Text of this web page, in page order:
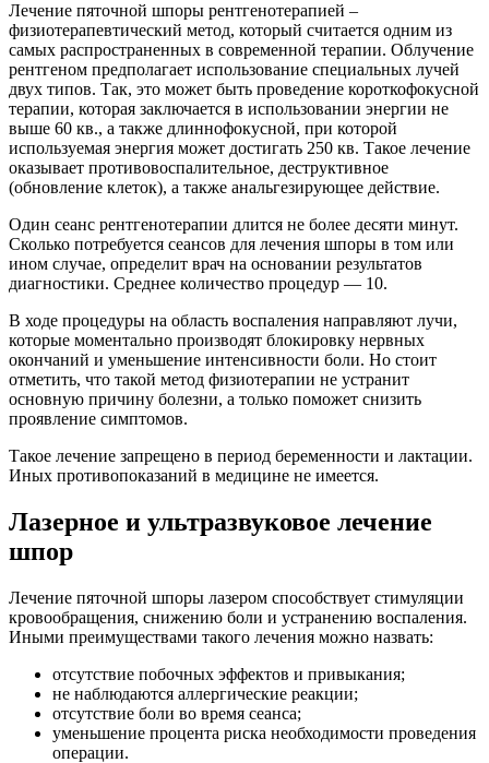
Лечение пяточной шпоры рентгенотерапией –
физиотерапевтический метод, который считается одним из
самых распространенных в современной терапии. Облучение
рентгеном предполагает использование специальных лучей
двух типов. Так, это может быть проведение короткофокусной
терапии, которая заключается в использовании энергии не
выше 60 кв., а также длиннофокусной, при которой
используемая энергия может достигать 250 кв. Такое лечение
оказывает противовоспалительное, деструктивное
(обновление клеток), а также анальгезирующее действие.
Один сеанс рентгенотерапии длится не более десяти минут.
Сколько потребуется сеансов для лечения шпоры в том или
ином случае, определит врач на основании результатов
диагностики. Среднее количество процедур — 10.
В ходе процедуры на область воспаления направляют лучи,
которые моментально производят блокировку нервных
окончаний и уменьшение интенсивности боли. Но стоит
отметить, что такой метод физиотерапии не устранит
основную причину болезни, а только поможет снизить
проявление симптомов.
Такое лечение запрещено в период беременности и лактации.
Иных противопоказаний в медицине не имеется.
Лазерное и ультразвуковое лечение
шпор
Лечение пяточной шпоры лазером способствует стимуляции
кровообращения, снижению боли и устранению воспаления.
Иными преимуществами такого лечения можно назвать:
отсутствие побочных эффектов и привыкания;
не наблюдаются аллергические реакции;
отсутствие боли во время сеанса;
уменьшение процента риска необходимости проведения
операции.